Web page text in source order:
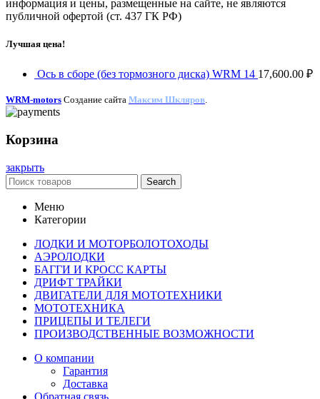
информация и цены, размещенные на сайте, не являются
публичной офертой (ст. 437 ГК РФ)
Лучшая цена!
Ось в сборе (без тормозного диска) WRM 14 17,600.00 ₽
WRM-motors Создание сайта Максим Шкляров.
Корзина
закрыть
Search
Меню
Категории
ЛОДКИ И МОТОРБОЛОТОХОДЫ
АЭРОЛОДКИ
БАГГИ И КРОСС КАРТЫ
ДРИФТ ТРАЙКИ
ДВИГАТЕЛИ ДЛЯ МОТОТЕХНИКИ
МОТОТЕХНИКА
ПРИЦЕПЫ И ТЕЛЕГИ
ПРОИЗВОДСТВЕННЫЕ ВОЗМОЖНОСТИ
О компании
Гарантия
Доставка
Обратная связь